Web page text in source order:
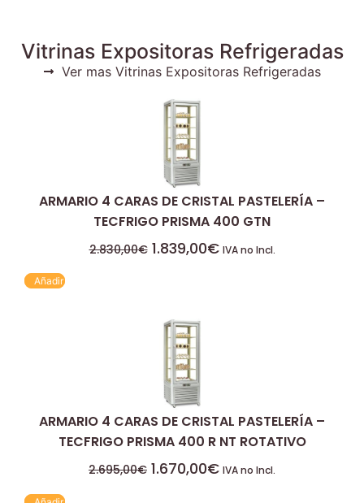
Vitrinas Expositoras Refrigeradas
Ver mas Vitrinas Expositoras Refrigeradas
ARMARIO 4 CARAS DE CRISTAL PASTELERÍA –
TECFRIGO PRISMA 400 GTN
2.830,00€ 1.839,00€ IVA no Incl.
Añadir
ARMARIO 4 CARAS DE CRISTAL PASTELERÍA –
TECFRIGO PRISMA 400 R NT ROTATIVO
2.695,00€ 1.670,00€ IVA no Incl.